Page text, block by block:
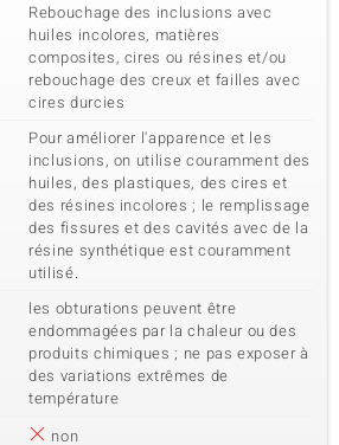
Rebouchage des inclusions avec
huiles incolores, matières
composites, cires ou résines et/ou
rebouchage des creux et failles avec
cires durcies
Pour améliorer l'apparence et les
inclusions, on utilise couramment des
huiles, des plastiques, des cires et
des résines incolores ; le remplissage
des fissures et des cavités avec de la
résine synthétique est couramment
utilisé.
les obturations peuvent être
endommagées par la chaleur ou des
produits chimiques ; ne pas exposer à
des variations extrêmes de
température
non